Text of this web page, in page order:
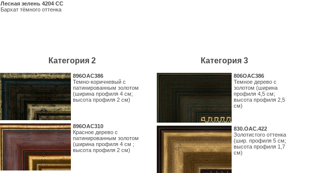
Лесная зелень 4204 СС
Бархат тёмного оттенка
Категория 2 Категория 3
896OAC386
Темно-коричневый с
патинированным золотом
(ширина профиля 4 см;
высота профиля 2 см)
896OAC310
Красное дерево с
патинированным золотом
(ширина профиля 4 см ;
высота профиля 2 см)
806OAC386
Темное дерево с
золотом (ширина
профиля 4,5 см;
высота профиля 2,5
см)
830.ОАС.422
Золотистого оттенка
(шир. профиля 5 см;
высота профиля 1,7
см)